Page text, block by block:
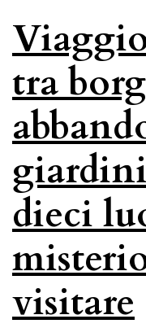
tra
dieci
visitare